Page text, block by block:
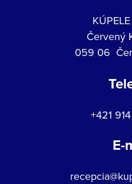
Červený
059 06
+421
E-